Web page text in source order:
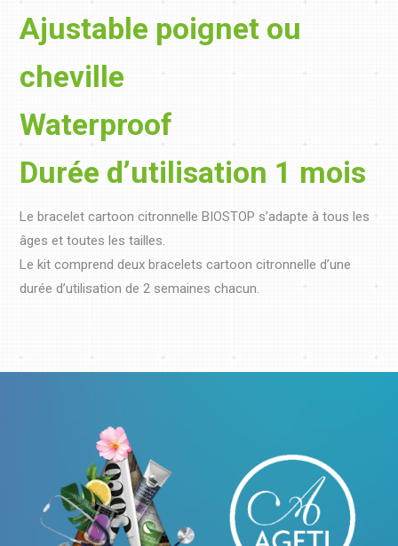
Ajustable poignet ou
cheville
Waterproof
Durée d’utilisation 1 mois
Le bracelet cartoon citronnelle BIOSTOP s’adapte à tous les
âges et toutes les tailles.
Le kit comprend deux bracelets cartoon citronnelle d’une
durée d’utilisation de 2 semaines chacun.